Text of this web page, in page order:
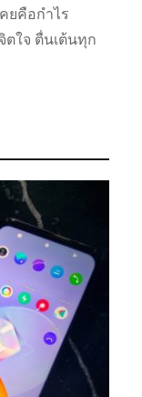
ยคือกำไร
ตใจ ตื่นเต้นทุก